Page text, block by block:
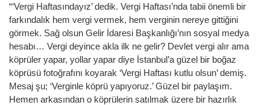
“‘Vergi Haftasındayız’ dedik. Vergi Haftası’nda tabii önemli bir
farkındalık hem vergi vermek, hem verginin nereye gittiğini
görmek. Sağ olsun Gelir İdaresi Başkanlığı’nın sosyal medya
hesabı… Vergi deyince akla ilk ne gelir? Devlet vergi alır ama
köprüler yapar, yollar yapar diye İstanbul’a güzel bir boğaz
köprüsü fotoğrafını koyarak ‘Vergi Haftası kutlu olsun’ demiş.
Mesaj şu; ‘Verginle köprü yapıyoruz.’ Güzel bir paylaşım.
Hemen arkasından o köprülerin satılmak üzere bir hazırlık